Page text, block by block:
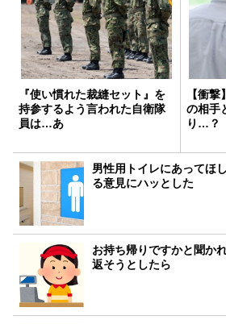
『使い慣れた裁縫セット』を
持参するよう言われた自衛隊
員は…あ
【衝
の相手
り…？
男性用トイレにあってほ
る意見にハッとした
お持ち帰りですかと聞か
返そうとしたら